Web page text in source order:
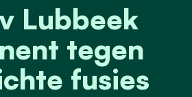
Lubbeek
tegen
fusies